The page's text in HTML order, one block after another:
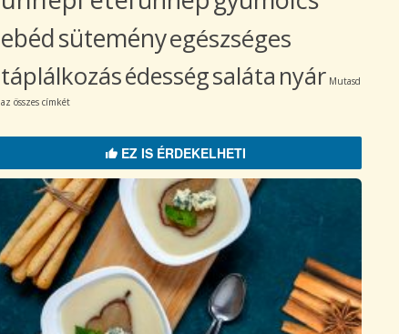
ebédsüteményegészséges
táplálkozásédességsaláta nyár Mutasd
az összes címkét
EZ IS ÉRDEKELHETI